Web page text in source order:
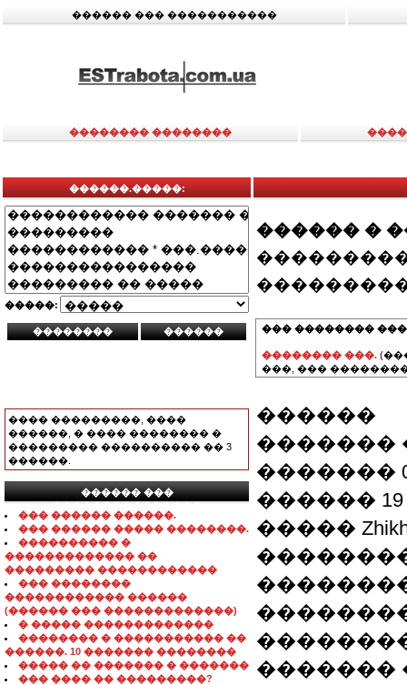
������ ��� �����������
�������� ��������
������.�����:
�����:
���� ���������, ����
������, � ���� �������� �
��������� ���������� �� 3
������.
������ ���
���������������
��� ������ ������.
��� ������ ����� ��������.
���������� �
������������� ��
��������� ������������
��� ��������
������������ ������
(������ ��� �������������)
� ����� �������������
�������� � ����������� ��
������. 10 ������� ��������
����� �� ������� � �������
��� ���� �� ���������?
������ �
��� ��������
�������� ���.
���, ���
������
�������
�������
������
�����
���������
�������